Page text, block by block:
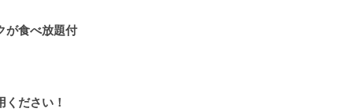
が食べ放題付
ださい！